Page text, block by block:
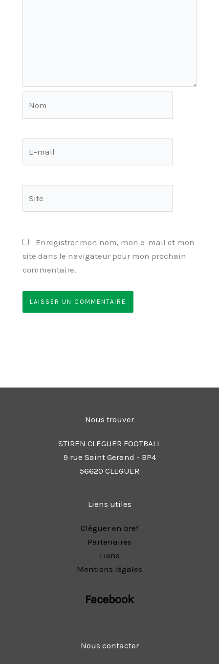
Enregistrer mon nom, mon e-mail et mon
site dans le navigateur pour mon prochain
commentaire.
Nous trouver
STIREN CLEGUER FOOTBALL
9 rue Saint Gerand - BP4
56620 CLEGUER
Liens utiles
Cléguer en bref
Partenaires
Liens
Mentions légales
Facebook
Nous contacter